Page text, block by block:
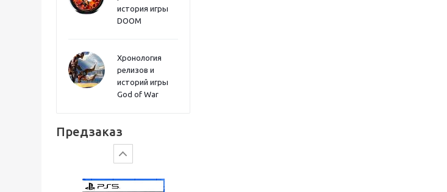
история игры
DOOM
Хронология
релизов и
историй игры
God of War
Предзаказ